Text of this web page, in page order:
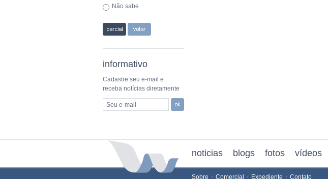
Não sabe
informativo
Cadastre seu e-mail e
receba notícias diretamente
Seu e-mail
noticias blogs fotos vídeos
Sobre Comercial Expediente Contato